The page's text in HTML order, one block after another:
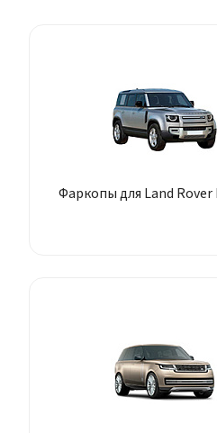
Фаркопы для Land Rover